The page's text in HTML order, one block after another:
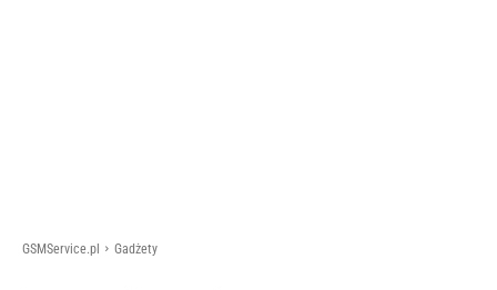
GSMService.pl Gadżety